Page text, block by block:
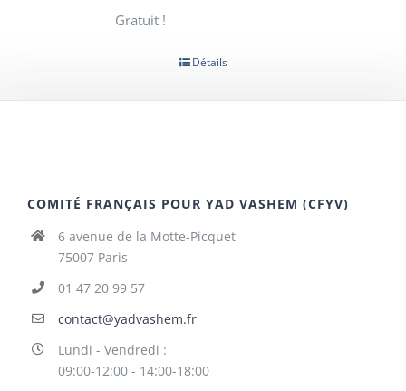
Gratuit !
Détails
COMITÉ FRANÇAIS POUR YAD VASHEM (CFYV)
6 avenue de la Motte-Picquet
75007 Paris
01 47 20 99 57
contact@yadvashem.fr
Lundi - Vendredi :
09:00-12:00 - 14:00-18:00